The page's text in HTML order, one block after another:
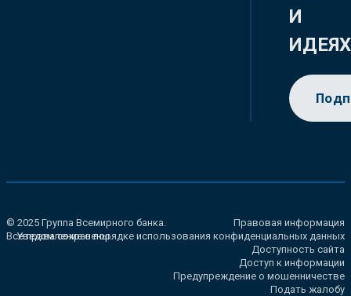
И
ИДЕЯХ
© 2025 Группа Всемирного банка.
Все права сохранены.
Правовая информация
Уведомление о порядке использования конфиденциальных данных
Доступность сайта
Доступ к информации
Предупреждение о мошенничестве
Подать жалобу